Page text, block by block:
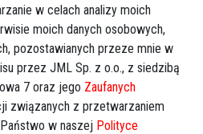
↗Udostępnij
wróć
w celach analizy moich
moich danych osobowych,
pozostawianych przeze mnie w
przez JML Sp. z o.o., z siedzibą
7 oraz jego Zaufanych
związanych z przetwarzaniem
w naszej Polityce